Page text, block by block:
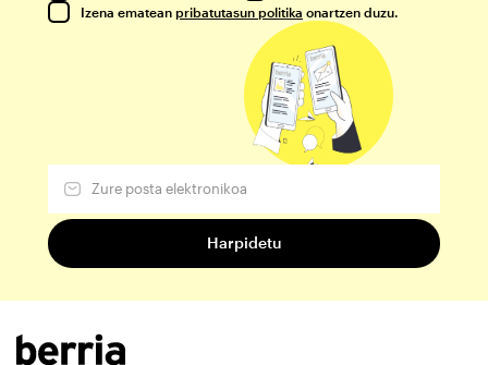
Izena ematean pribatutasun politika onartzen duzu.